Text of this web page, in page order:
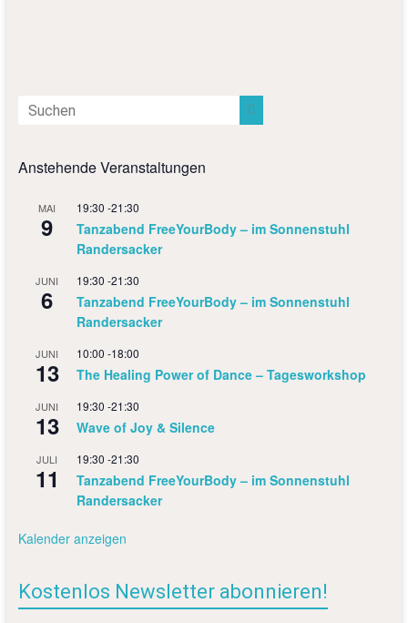
Anstehende Veranstaltungen
MAI
9
19:30 -21:30
Tanzabend FreeYourBody – im Sonnenstuhl
Randersacker
JUNI
6
19:30 -21:30
Tanzabend FreeYourBody – im Sonnenstuhl
Randersacker
JUNI
13
10:00 -18:00
The Healing Power of Dance – Tagesworkshop
JUNI
13
19:30 -21:30
Wave of Joy & Silence
JULI
11
19:30 -21:30
Tanzabend FreeYourBody – im Sonnenstuhl
Randersacker
Kalender anzeigen
Kostenlos Newsletter abonnieren!